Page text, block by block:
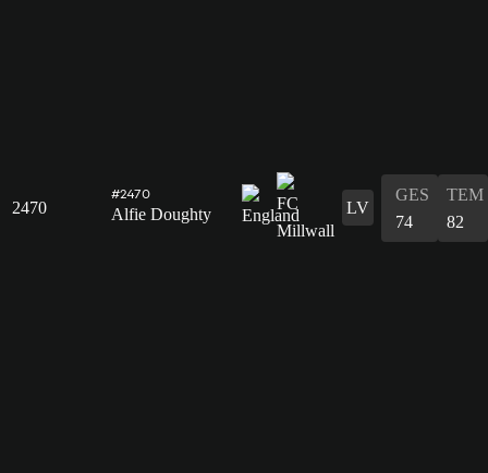
2470
#2470
Alfie Doughty LV
GES
74
TEM
82